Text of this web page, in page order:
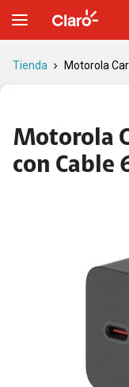
Tienda Motorola
Motorola
con Cable
Motorola Cargador de